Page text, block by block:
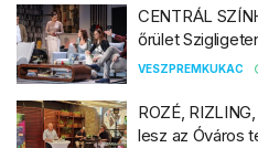
CENTRÁL
őrület
VESZPREMKUKAC
ROZÉ,
lesz az Óváros